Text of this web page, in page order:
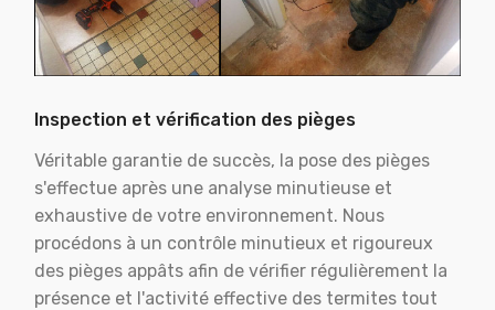
Inspection et vérification des pièges
Véritable garantie de succès, la pose des pièges
s'effectue après une analyse minutieuse et
exhaustive de votre environnement. Nous
procédons à un contrôle minutieux et rigoureux
des pièges appâts afin de vérifier régulièrement la
présence et l'activité effective des termites tout